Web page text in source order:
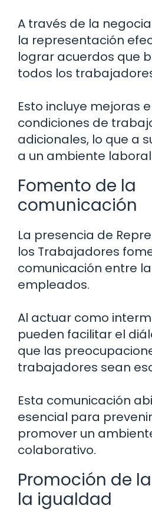
A través de la
la representación
lograr acuerdos que
todos los
Esto incluye mejoras
condiciones de
adicionales, lo que a
a un ambiente
Fomento de la
comunicación
La presencia de
los Trabajadores
comunicación entre
empleados.
Al actuar como
pueden facilitar el
que las
trabajadores sean
Esta comunicación
esencial para
promover un
colaborativo.
Promoción de
la igualdad